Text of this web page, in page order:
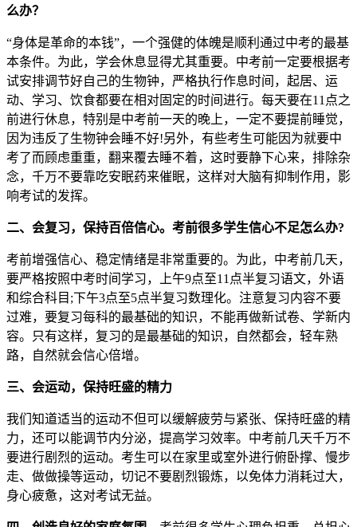
么办？
“身体是革命的本钱”，一个强健的体魄是顺利通过中考的最基
本条件。为此，学会休息显得尤其重要。中考前一定要根据考
试安排调节好自己的生物钟，严格执行作息时间，起居、运
动、学习、饮食都要在相对固定的时间进行。每天要在11点之
前进行休息，特别是中考前一天的晚上，一定不要提前睡觉，
因为违反了生物钟会睡不好!另外，有些考生可能因为就要中
考了而顾虑重重，翻来覆去睡不着，这时要静下心来，排除杂
念，千万不要靠吃安眠药来催眠，这样对大脑有抑制作用，影
响考试的发挥。
二、会复习，保持百倍信心。考前很多学生信心不足怎么办?
考前增强信心、稳定情绪是非常重要的。为此，中考前几天，
要严格按照中考时间学习，上午9点至11点半复习语文，外语
和综合科目;下午3点至5点半复习数理化。注意复习内容不要
过难，要复习每科的最基础的知识，不能再做新试卷、学新内
容。只有这样，复习的是最基础的知识，自然都会，轻车熟
路，自然就会信心倍增。
三、会运动，保持旺盛的精力
我们知道适当的运动不但可以缓解疲劳与紧张、保持旺盛的精
力，还可以能调节内分泌，提高学习效率。中考前几天千万不
要进行剧烈的运动。考生可以在家里或室外进行俯卧撑、慢步
走、做做操等运动，切记不要剧烈锻炼，以免体力消耗过大，
身心疲惫，这对考试无益。